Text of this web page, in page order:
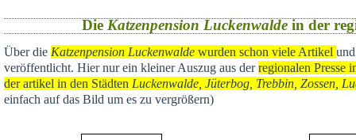
Die Katzenpension Luckenwaldein der
Über die Katzenpension Luckenwalde wurden schon viele Artikel
veröffentlicht. Hier nur ein kleiner Auszug aus derregionalen Presse
der artikel in den Städten Luckenwalde, Jüterbog, Trebbin, Zossen,
einfach auf das Bild um es zu vergrößern)